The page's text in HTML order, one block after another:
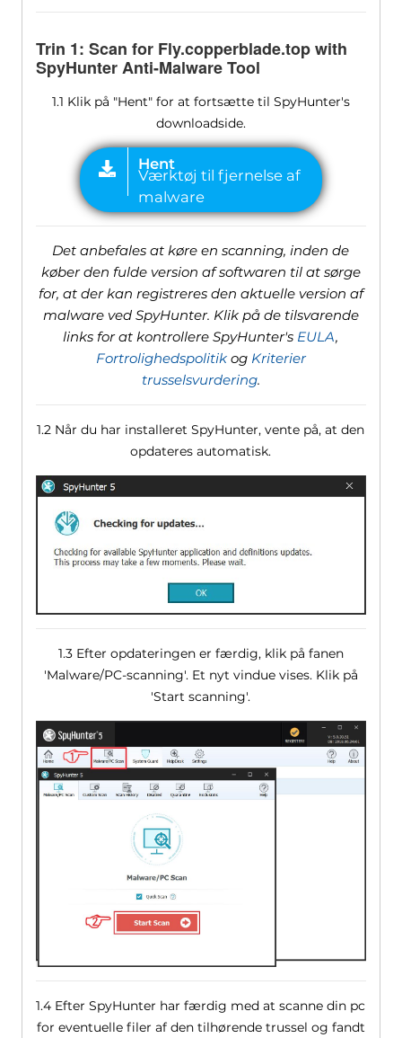
Trin 1: Scan for Fly.copperblade.top with
SpyHunter Anti-Malware Tool
1.1 Klik på "Hent" for at fortsætte til SpyHunter's
downloadside.
Det anbefales at køre en scanning, inden de
køber den fulde version af softwaren til at sørge
for, at der kan registreres den aktuelle version af
malware ved SpyHunter. Klik på de tilsvarende
links for at kontrollere SpyHunter's EULA,
Fortrolighedspolitikog Kriterier
trusselsvurdering.
1.2 Når du har installeret SpyHunter, vente på, at den
opdateres automatisk.
1.3 Efter opdateringen er færdig, klik på fanen
'Malware/PC-scanning'. Et nyt vindue vises. Klik på
'Start scanning'.
1.4 Efter SpyHunter har færdig med at scanne din pc
for eventuelle filer af den tilhørende trussel og fandt